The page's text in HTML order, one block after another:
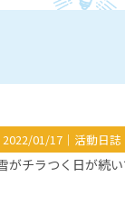
2022/01/17｜ 活動日誌
がチラつく日が続